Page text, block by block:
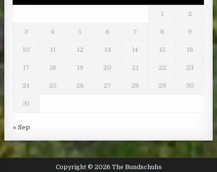
1 2
3 4 5 6 7 8 9
10 11 12 13 14 15 16
17 18 19 20 21 22 23
24 25 26 27 28 29 30
31
« Sep
Copyright © 2026 The Bundschuhs